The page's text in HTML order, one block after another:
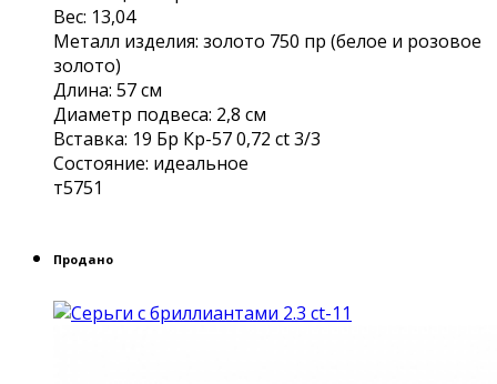
Вес: 13,04
Металл изделия: золото 750 пр (белое и розовое
золото)
Длина: 57 см
Диаметр подвеса: 2,8 см
Вставка: 19 Бр Кр-57 0,72 ct 3/3
Состояние: идеальное
т5751
Продано